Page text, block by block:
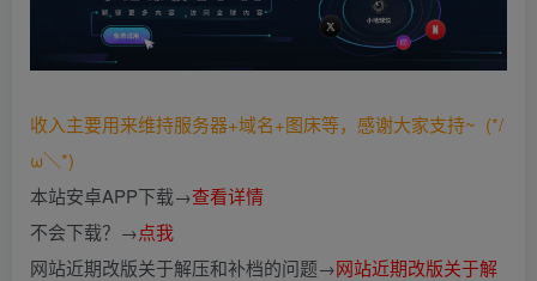
收入主要用来维持服务器+域名+图床等，感谢大家支持~ (*/
ω＼*)
本站安卓APP下载→查看详情
不会下载？→点我
网站近期改版关于解压和补档的问题→网站近期改版关于解